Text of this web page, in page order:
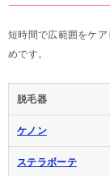
短時間で広範囲をケ
めです。
脱毛器
ケノン
ステラボーテ